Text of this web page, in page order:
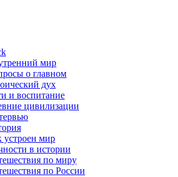
мир
о главном
дух
и воспитание
цивилизации
устроен мир
в истории
по миру
по России